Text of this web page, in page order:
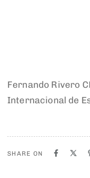
Fernando Rivero
Internacional de
SHARE ON